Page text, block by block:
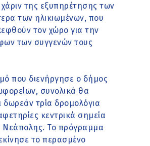
της εξυπηρέτησης των
των ηλικιωμένων, που
τον χώρο για την
των συγγενών τους
που διενήργησε ο δήμος
συνολικά θα
δωρεάν τρία δρομολόγια
κεντρικά σημεία
Νεάπολης. Το πρόγραμμα
το περασμένο